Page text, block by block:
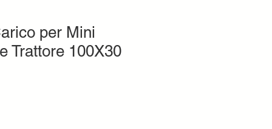
per Mini
Trattore 100X30